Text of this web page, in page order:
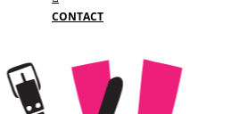
CONTACT
Meniu
MENIU